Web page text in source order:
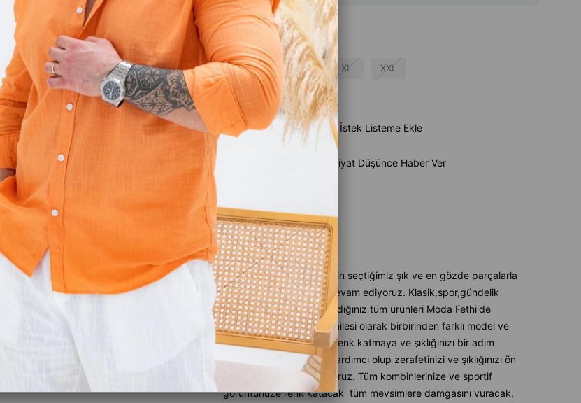
Beden
S M L XL XXL
Beden Tablosu
Favorilere Ekle İstek Listeme Ekle
Fiyat Düşünce Haber Ver
Ürün Özellikleri
Tüm mevsimlerde sizin için seçtiğimiz şık ve en gözde parçalarla
tarzınıza tarz katmaya devam ediyoruz. Klasik,spor,gündelik
nasıl tercih ederseniz aradığınız tüm ürünleri Moda Fethi'de
bulacaksınız. Modafethi ailesi olarak birbirinden farklı model ve
tarzda ürünlerle stilinize renk katmaya ve şıklığınızı bir adım
daha ileriye taşımanıza yardımcı olup zerafetinizi ve şıklığınızı ön
plana çıkarmanızı sağlıyoruz. Tüm kombinlerinize ve sportif
görüntünüze renk katacak tüm mevsimlere damgasını vuracak,